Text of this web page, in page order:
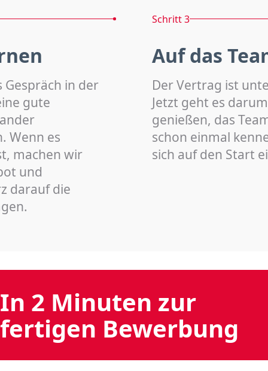
Gespräch in der
gute
Wenn es
machen wir
und
darauf die
Schritt 3
Auf das
Der Vertrag ist
Jetzt geht es
genießen, das
schon einmal
sich auf den Start
In 2 Minuten zur
fertigen Bewerbung